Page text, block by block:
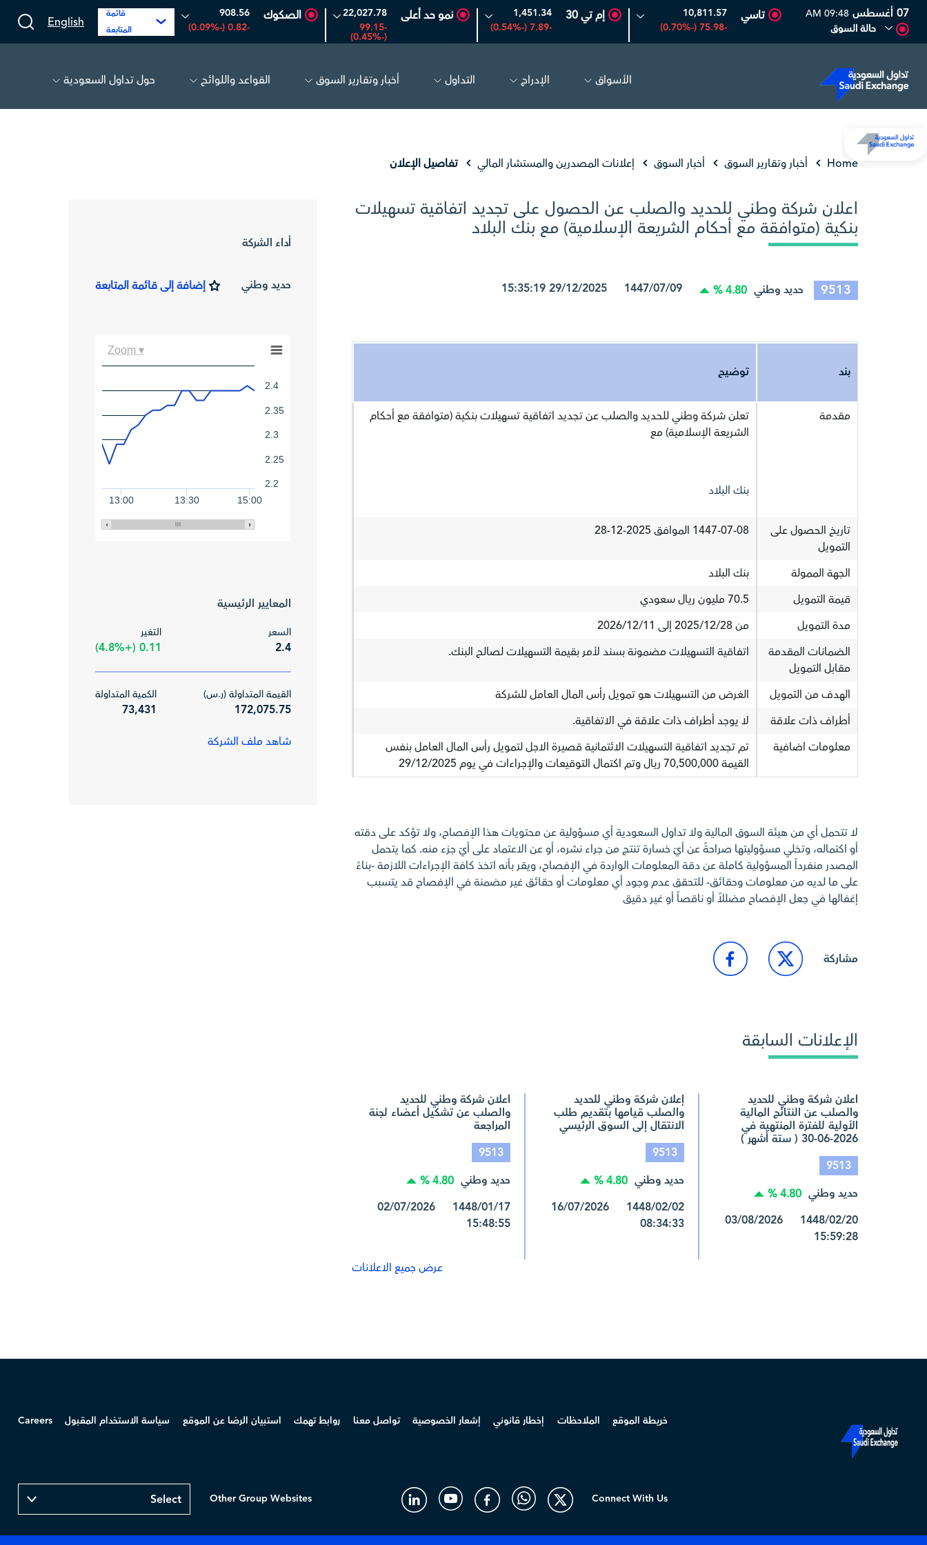
المصافي
07 أغسطس
09:48 AM
حالة السوق
تاسي
10,811.57
-75.98 (-0.70%)
إم تي 30
1,451.34
-7.89 (-0.54%)
نمو حد أعلى
22,027.78
-99.15
(-0.45%)
الصكوك
908.56
-0.82 (-0.09%)
قائمة
المتابعة
English
الأسواق الإدراج التداول أخبار وتقارير السوق القواعد واللوائح حول تداول السعودية
Home أخبار وتقارير السوق أخبار السوق إعلانات المصدرين والمستشار المالي تفاصيل الإعلان
اعلان شركة وطني للحديد والصلب عن الحصول على تجديد اتفاقية تسهيلات
بنكية (متوافقة مع أحكام الشريعة الإسلامية) مع بنك البلاد
9513 حديد وطني 4.80 %
1447/07/09 29/12/2025 15:35:19
بند توضيح
مقدمة
تعلن شركة وطني للحديد والصلب عن تجديد اتفاقية تسهيلات بنكية (متوافقة مع أحكام
الشريعة الإسلامية) مع
بنك البلاد
تاريخ الحصول على
التمويل
1447-07-08 الموافق 2025-12-28
الجهة الممولة
بنك البلاد
قيمة التمويل
70.5 مليون ريال سعودي
مدة التمويل
من 2025/12/28 إلى 2026/12/11
الضمانات المقدمة
مقابل التمويل
اتفاقية التسهيلات مضمونة بسند لأمر بقيمة التسهيلات لصالح البنك.
الهدف من التمويل
الغرض من التسهيلات هو تمويل رأس المال العامل للشركة
أطراف ذات علاقة
لا يوجد أطراف ذات علاقة في الاتفاقية.
معلومات اضافية
تم تجديد اتفاقية التسهيلات الائتمانية قصيرة الاجل لتمويل رأس المال العامل بنفس
القيمة 70,500,000 ريال وتم اكتمال التوقيعات والإجراءات في يوم 29/12/2025
لا تتحمل أي من هيئة السوق المالية ولا تداول السعودية أي مسؤولية عن محتويات هذا الإفصاح، ولا تؤكد على دقته
أو اكتماله، وتخلي مسؤوليتها صراحةً عن أيّ خسارة تنتج من جراء نشره، أو عن الاعتماد على أيّ جزء منه. كما يتحمل
المصدر منفرداً المسؤولية كاملة عن دقة المعلومات الواردة في الإفصاح، ويقر بأنه اتخذ كافة الإجراءات اللازمة -بناءً
على ما لديه من معلومات وحقائق- للتحقق عدم وجود أي معلومات أو حقائق غير مضمنة في الإفصاح قد يتسبب
إغفالها في جعل الإفصاح مضللاً أو ناقصاً أو غير دقيق
مشاركة
الإعلانات السابقة
اعلان شركة وطني للحديد
والصلب عن النتائج المالية
الأولية للفترة المنتهية في
2026-06-30 ( ستة أشهر )
9513
حديد وطني 4.80 %
1448/02/20 03/08/2026
15:59:28
إعلان شركة وطني للحديد
والصلب قيامها بتقديم طلب
الانتقال إلى السوق الرئيسي
9513
حديد وطني 4.80 %
1448/02/02 16/07/2026
08:34:33
اعلان شركة وطني للحديد
والصلب عن تشكيل أعضاء لجنة
المراجعة
9513
حديد وطني 4.80 %
1448/01/17 02/07/2026
15:48:55
عرض جميع الاعلانات
أداء الشركة
حديد وطني إضافة إلى قائمة المتابعة
13:00 13:30 15:00
2.25
2.3
2.35
2.4
2.2
Zoom ▾
المعايير الرئيسية
السعر
2.4
التغير
0.11 (+4.8%)
القيمة المتداولة (ر.س)
172,075.75
الكمية المتداولة
73,431
شاهد ملف الشركة
خريطة الموقع الملاحظات إخطار قانوني إشعار الخصوصية تواصل معنا روابط تهمك استبيان الرضا عن الموقع سياسة الاستخدام المقبول Careers
Connect With Us
Other Group Websites